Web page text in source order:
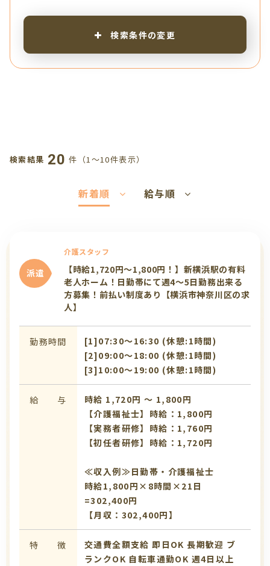
検索条件の変更
検索結果 20 件（1〜10件表示）
新着順 給与順
派遣
介護スタッフ
【時給1,720円～1,800円！】新横浜駅の有料
老人ホーム！日勤帯にて週4～5日勤務出来る
方募集！前払い制度あり【横浜市神奈川区の求
人】
勤務時間
[1]07:30〜16:30 (休憩:1時間)
[2]09:00〜18:00 (休憩:1時間)
[3]10:00〜19:00 (休憩:1時間)
給 与
時給 1,720円 〜 1,800円
【介護福祉士】時給：1,800円
【実務者研修】時給：1,760円
【初任者研修】時給：1,720円
≪収入例≫日勤帯・介護福祉士
時給1,800円×8時間×21日
=302,400円
【月収：302,400円】
特 徴 交通費全額支給 即日OK 長期歓迎 ブ
ランクOK 自転車通勤OK 週4日以上